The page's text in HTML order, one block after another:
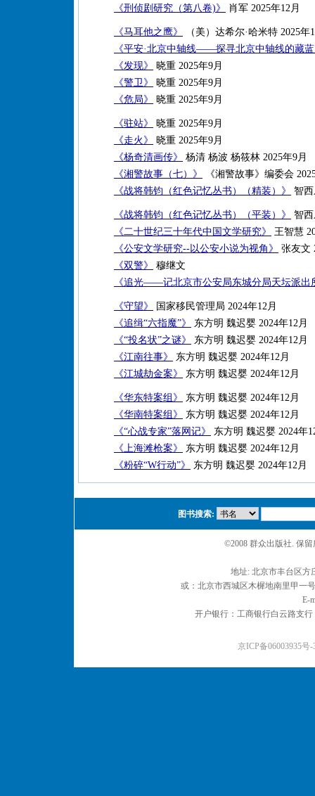
《刑侦剧研究（第八卷)》
肖军 2025年12月
《马耳他之鹰》
（美）达希尔·哈米特 2025年
《平安·北京中轴线——探寻北京中轴线的藏
《发现》
晓重 2025年9月
《警卫》
晓重 2025年9月
《危局》
晓重 2025年9月
《驻站》
晓重 2025年9月
《走火》
晓重 2025年9月
《杨奇清画传》
杨清 杨波 杨筱林 2025年9月
《湘警故事（七）》
《湘警故事》编委会
《战将韩钧（红色记忆丛书）（精装）》
智西
《战将韩钧（红色记忆丛书）（平装）》
智西
《二十世纪三十年代中国文学研究》
王智慧
《公安文学研究--以公安小说为视角》
张友文
《双警》
穆继文
《追光——记北京市公安局东城分局天坛派出
《守望》
国家移民管理局 2024年12月
《追缉“六指魔”》
东方明 魏迟婴 2024年12月
《“投名状”之谜》
东方明 魏迟婴 2024年12月
《江南往事》
东方明 魏迟婴 2024年12月
《江城劫金案》
东方明 魏迟婴 2024年12月
《华东特案组》
东方明 魏迟婴 2024年12月
《华南特案组》
东方明 魏迟婴 2024年12月
《“心战专家”落网记》
东方明 魏迟婴 2024年
《上海滩枪案》
东方明 魏迟婴 2024年12月
《粉碎“W行动”》
东方明 魏迟婴 2024年12月
图书搜索:
©2008 群众出版社. 保
地址: 北京市丰台区
或：北京市西城区木樨地南里甲一
E-
开户银行：工商银行白云路支
京ICP备06003935号-